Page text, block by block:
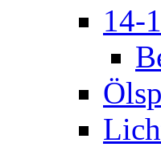
14-